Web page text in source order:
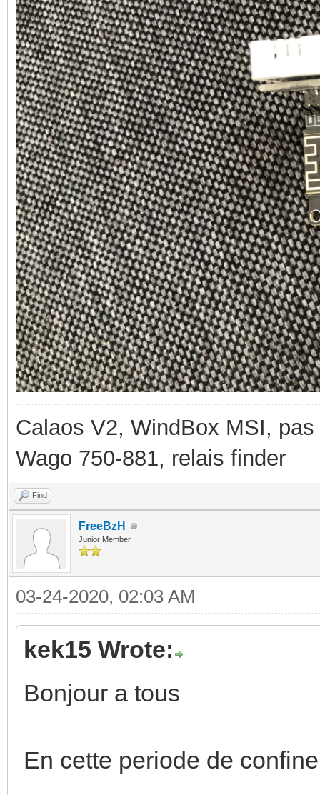
Calaos V2, WindBox MSI,
Wago 750-881, relais finder
Find
FreeBzH
Junior Member
03-24-2020, 02:03 AM
kek15 Wrote:
Bonjour a tous
En cette periode de